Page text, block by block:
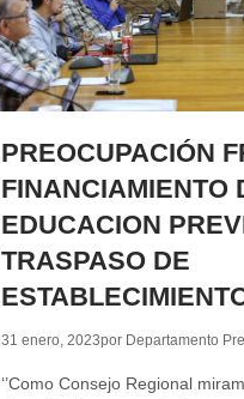
PREOCUPACIÓN
FINANCIAMIENTO
EDUCACION
TRASPASO DE
31 enero, 2023por Departamento
‘’Como Consejo Regional